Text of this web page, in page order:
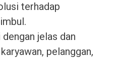
terhadap
jelas dan
pelanggan,